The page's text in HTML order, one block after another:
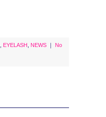
EYELASH NEWS ｜ No